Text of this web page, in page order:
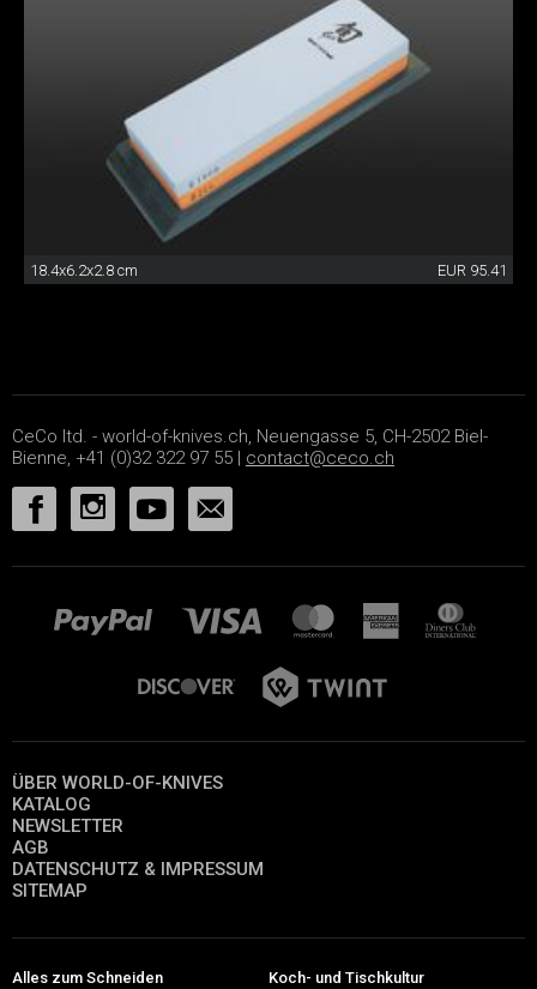
18.4x6.2x2.8 cm EUR 95.41
CeCo ltd. - world-of-knives.ch, Neuengasse 5, CH-2502 Biel-
Bienne, +41 (0)32 322 97 55 | contact@ceco.ch
ÜBER WORLD-OF-KNIVES
KATALOG
NEWSLETTER
AGB
DATENSCHUTZ & IMPRESSUM
SITEMAP
Alles zum Schneiden Koch- und Tischkultur